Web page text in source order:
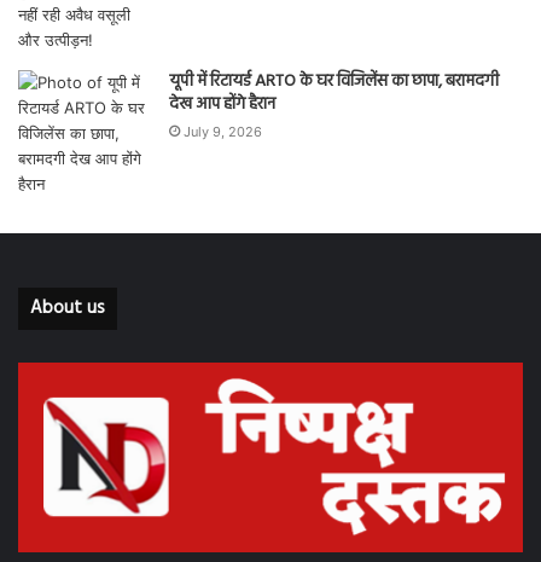
यूपी में रिटायर्ड ARTO के घर विजिलेंस का छापा, बरामदगी
देख आप होंगे हैरान
July 9, 2026
About us